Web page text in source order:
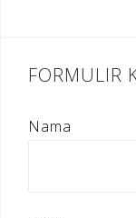
FORMULIR
Nama